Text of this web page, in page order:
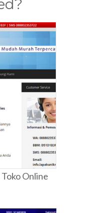
Online